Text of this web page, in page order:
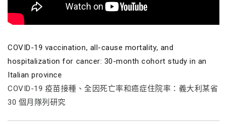
COVID-19 vaccination, all-cause mortality, and
hospitalization for cancer: 30-month cohort study in an
Italian province
COVID-19 疫苗接種、全因死亡率和癌症住院率：義大利某省
30 個月隊列研究